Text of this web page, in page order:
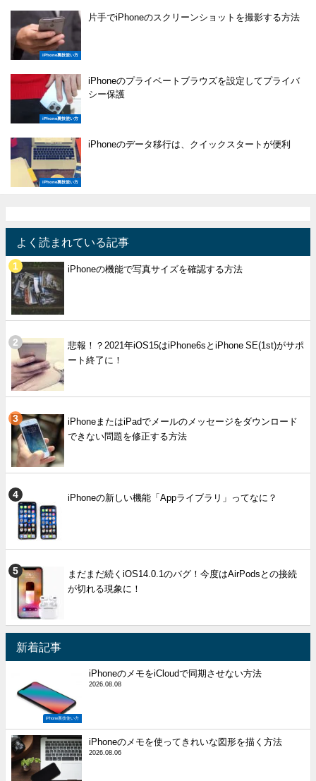
iPhone裏技使い方
片手でiPhoneのスクリーンショットを撮影する方法
iPhone裏技使い方
iPhoneのプライベートブラウズを設定してプライバ
シー保護
iPhone裏技使い方
iPhoneのデータ移行は、クイックスタートが便利
よく読まれている記事
iPhoneの機能で写真サイズを確認する方法
悲報！？2021年iOS15はiPhone6sとiPhone SE(1st)がサポ
ート終了に！
iPhoneまたはiPadでメールのメッセージをダウンロード
できない問題を修正する方法
iPhoneの新しい機能「Appライブラリ」ってなに？
まだまだ続くiOS14.0.1のバグ！今度はAirPodsとの接続
が切れる現象に！
新着記事
iPhone裏技使い方
iPhoneのメモをiCloudで同期させない方法
2026.08.08
iPhoneのメモを使ってきれいな図形を描く方法
2026.08.06